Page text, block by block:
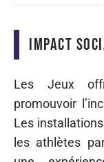
Impact
Les Jeux
promouvoir
Les
les athlètes